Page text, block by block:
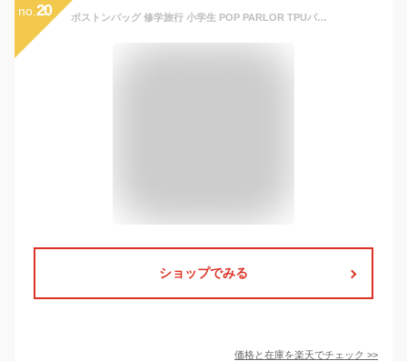
no. 20 ボストンバッグ 修学旅行 小学生 POP PARLOR TPUバイカラー 2wayボストン 45L wxu-573 中学生 女の子 高校生 女子高生 かわいい 可愛い ブラック パープル ブルー おしゃれ 大容量 2泊 3泊 旅行 部活 合宿 林間学校 宿泊学習 ハート 1泊 ブランド 修学旅行バッグ ハート
ショップでみる
価格と在庫を楽天でチェック >>